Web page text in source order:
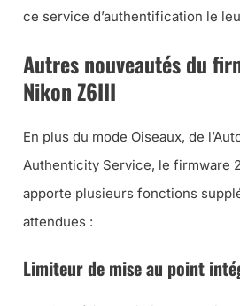
ce service d’authentification le
Autres nouveautés du
Nikon Z6III
En plus du mode Oiseaux, de
Authenticity Service, le firmware
apporte plusieurs fonctions
attendues :
Limiteur de mise au point